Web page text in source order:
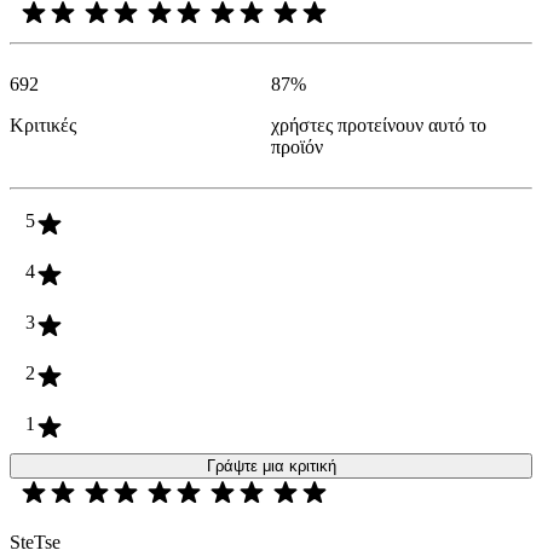
692
Κριτικές
87%
χρήστες προτείνουν αυτό το
προϊόν
5
4
3
2
1
Γράψτε μια κριτική
SteTse